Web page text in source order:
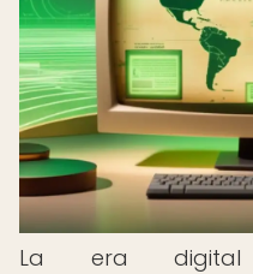
La era digital